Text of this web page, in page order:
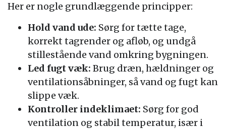
Her er nogle grundlæggende principper:
Hold vand ude: Sørg for tætte tage,
korrekt tagrender og afløb, og undgå
stillestående vand omkring bygningen.
Led fugt væk: Brug dræn, hældninger og
ventilationsåbninger, så vand og fugt kan
slippe væk.
Kontroller indeklimaet: Sørg for god
ventilation og stabil temperatur, især i